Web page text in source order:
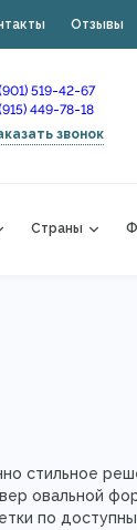
Отзывы
519-42-67
449-78-18
звонок
Страны
стильное
овальной
по